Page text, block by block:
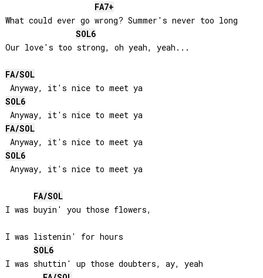
FA7+
What could ever go wrong? Summer's never too long
SOL6
Our love's too strong, oh yeah, yeah...
FA/SOL
Anyway, it's nice to meet ya
SOL6
Anyway, it's nice to meet ya
FA/SOL
Anyway, it's nice to meet ya
SOL6
Anyway, it's nice to meet ya
FA/SOL
I was buyin' you those flowers,
I was listenin' for hours
SOL6
I was shuttin' up those doubters, ay, yeah